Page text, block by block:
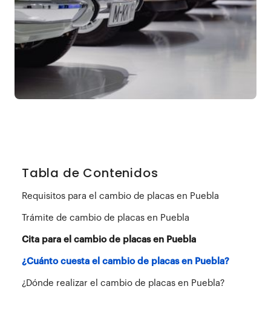
Tabla de Contenidos
Requisitos para el cambio de placas en Puebla
Trámite de cambio de placas en Puebla
Cita para el cambio de placas en Puebla
¿Cuánto cuesta el cambio de placas en Puebla?
¿Dónde realizar el cambio de placas en Puebla?